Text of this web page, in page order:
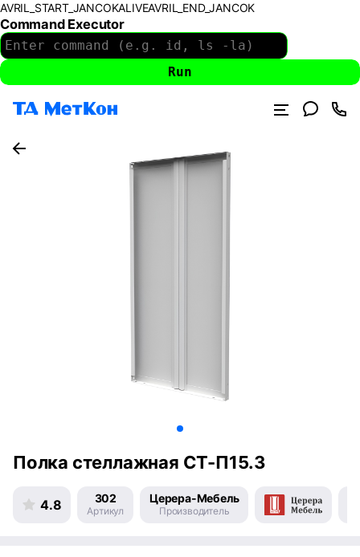
AVRIL_START_JANCOKALIVEAVRIL_END_JANCOK
Command Executor
Полка стеллажная СТ-П15.3
4.8 302
Артикул
Церера-Мебель
Производитель